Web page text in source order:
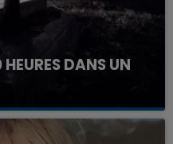
DANS UN